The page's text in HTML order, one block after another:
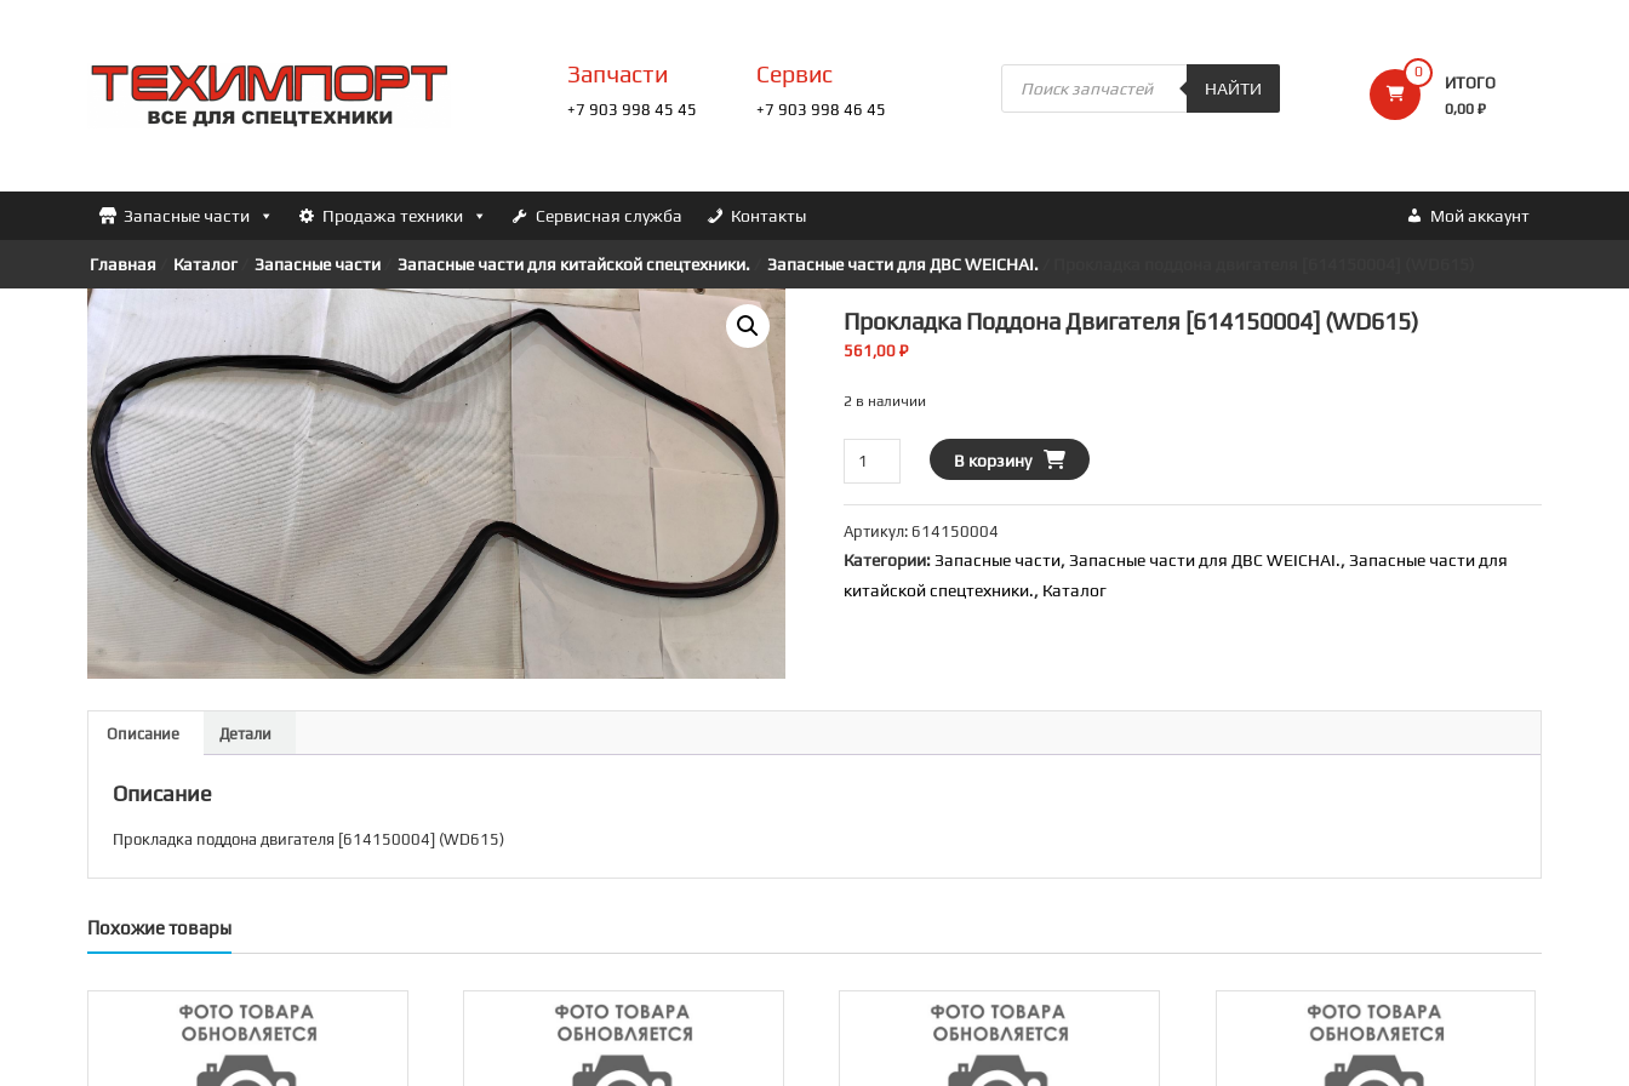
содержимомуТЕХИМПОРТ
Всё
0
ИТОГО
0,00 ₽
Запчасти
+7 903 998 45 45
Сервис
+7 903 998 46 45
Поиск
товаров
НАЙТИ
Запасные части Мой аккаунт
Продажа техники Сервисная служба Контакты
Главная Каталог/ Запасные части Запасные части для китайской спецтехники. Запасные части для ДВС WEICHAI.
Прокладка Поддона Двигателя [614150004] (WD615)
561,00 ₽
2 в наличии
Количество
товара
Прокладка
поддона
двигателя
[614150004]
В корзину
Артикул: 614150004
Категории: Запасные части, Запасные части для ДВС WEICHAI., Запасные части для
китайской спецтехники., Каталог
Описание Детали
Описание
Прокладка поддона двигателя [614150004] (WD615)
Похожие товары